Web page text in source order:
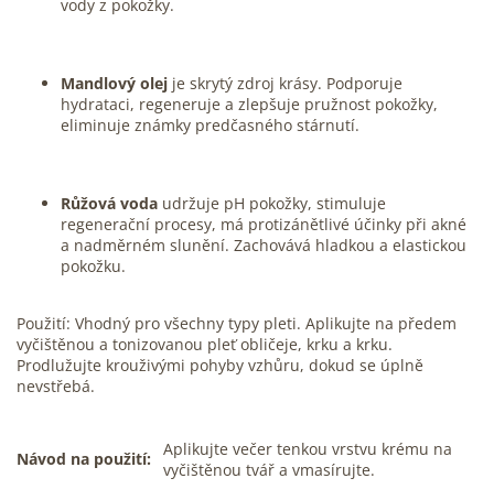
vody z pokožky.
Mandlový olej je skrytý zdroj krásy. Podporuje
hydrataci, regeneruje a zlepšuje pružnost pokožky,
eliminuje známky predčasného stárnutí.
Růžová voda udržuje pH pokožky, stimuluje
regenerační procesy, má protizánětlivé účinky při akné
a nadměrném slunění. Zachovává hladkou a elastickou
pokožku.
Použití: Vhodný pro všechny typy pleti. Aplikujte na předem
vyčištěnou a tonizovanou pleť obličeje, krku a krku.
Prodlužujte krouživými pohyby vzhůru, dokud se úplně
nevstřebá.
Návod na použití:
Aplikujte večer tenkou vrstvu krému na
vyčištěnou tvář a vmasírujte.